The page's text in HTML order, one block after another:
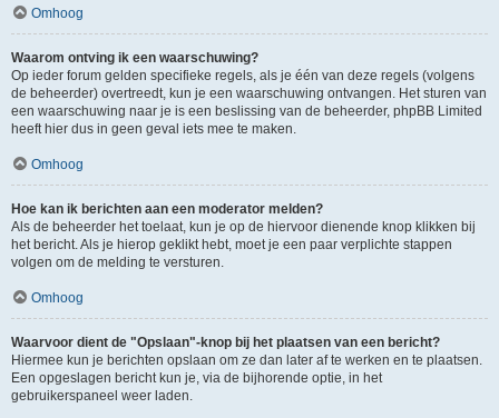
Omhoog
Waarom ontving ik een waarschuwing?
Op ieder forum gelden specifieke regels, als je één van deze regels (volgens
de beheerder) overtreedt, kun je een waarschuwing ontvangen. Het sturen van
een waarschuwing naar je is een beslissing van de beheerder, phpBB Limited
heeft hier dus in geen geval iets mee te maken.
Omhoog
Hoe kan ik berichten aan een moderator melden?
Als de beheerder het toelaat, kun je op de hiervoor dienende knop klikken bij
het bericht. Als je hierop geklikt hebt, moet je een paar verplichte stappen
volgen om de melding te versturen.
Omhoog
Waarvoor dient de "Opslaan"-knop bij het plaatsen van een bericht?
Hiermee kun je berichten opslaan om ze dan later af te werken en te plaatsen.
Een opgeslagen bericht kun je, via de bijhorende optie, in het
gebruikerspaneel weer laden.